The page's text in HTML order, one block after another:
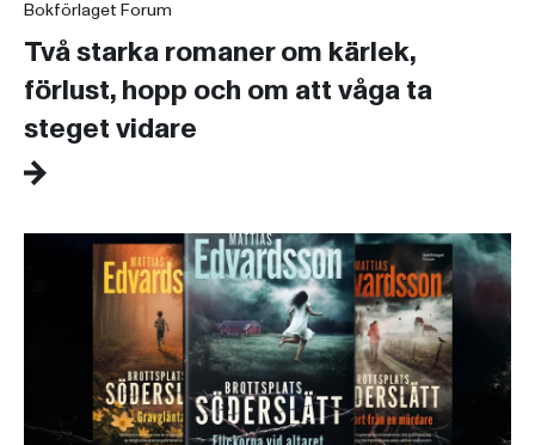
Bokförlaget Forum
Två starka romaner om kärlek,
förlust, hopp och om att våga ta
steget vidare